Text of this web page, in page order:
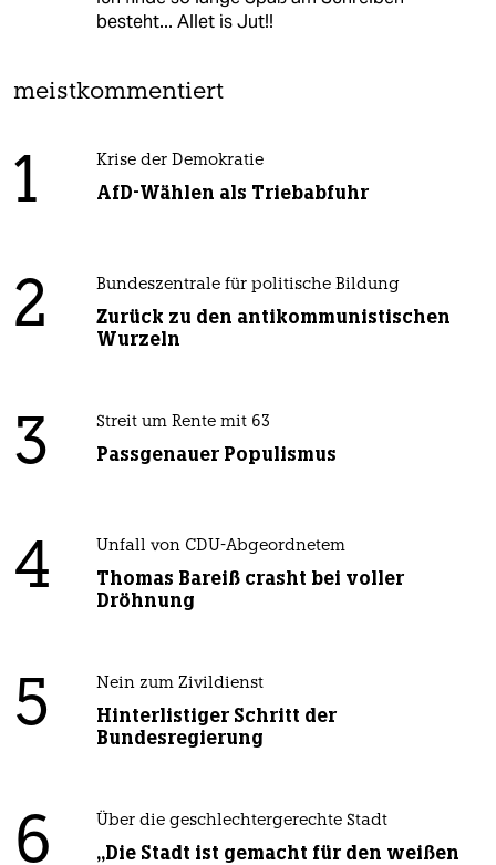
besteht... Allet is Jut!!
meistkommentiert
1 Krise der Demokratie
AfD-Wählen als Triebabfuhr
2 Bundeszentrale für politische Bildung
Zurück zu den antikommunistischen
Wurzeln
3 Streit um Rente mit 63
Passgenauer Populismus
4 Unfall von CDU-Abgeordnetem
Thomas Bareiß crasht bei voller
Dröhnung
5 Nein zum Zivildienst
Hinterlistiger Schritt der
Bundesregierung
6 Über die geschlechtergerechte Stadt
„Die Stadt ist gemacht für den weißen